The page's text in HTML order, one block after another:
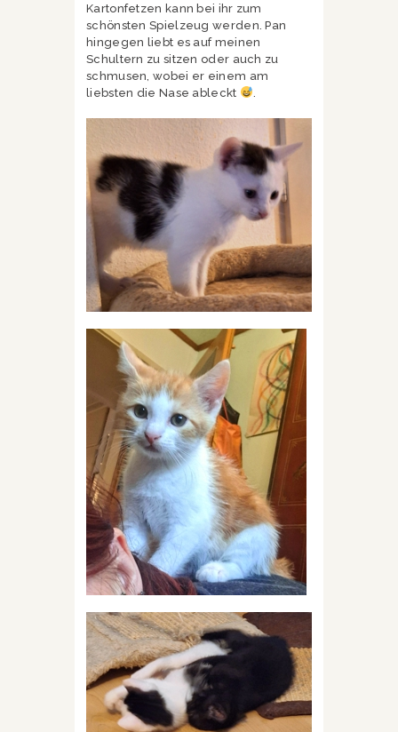
Kartonfetzen kann bei ihr zum
schönsten Spielzeug werden. Pan
hingegen liebt es auf meinen
Schultern zu sitzen oder auch zu
schmusen, wobei er einem am
liebsten die Nase ableckt